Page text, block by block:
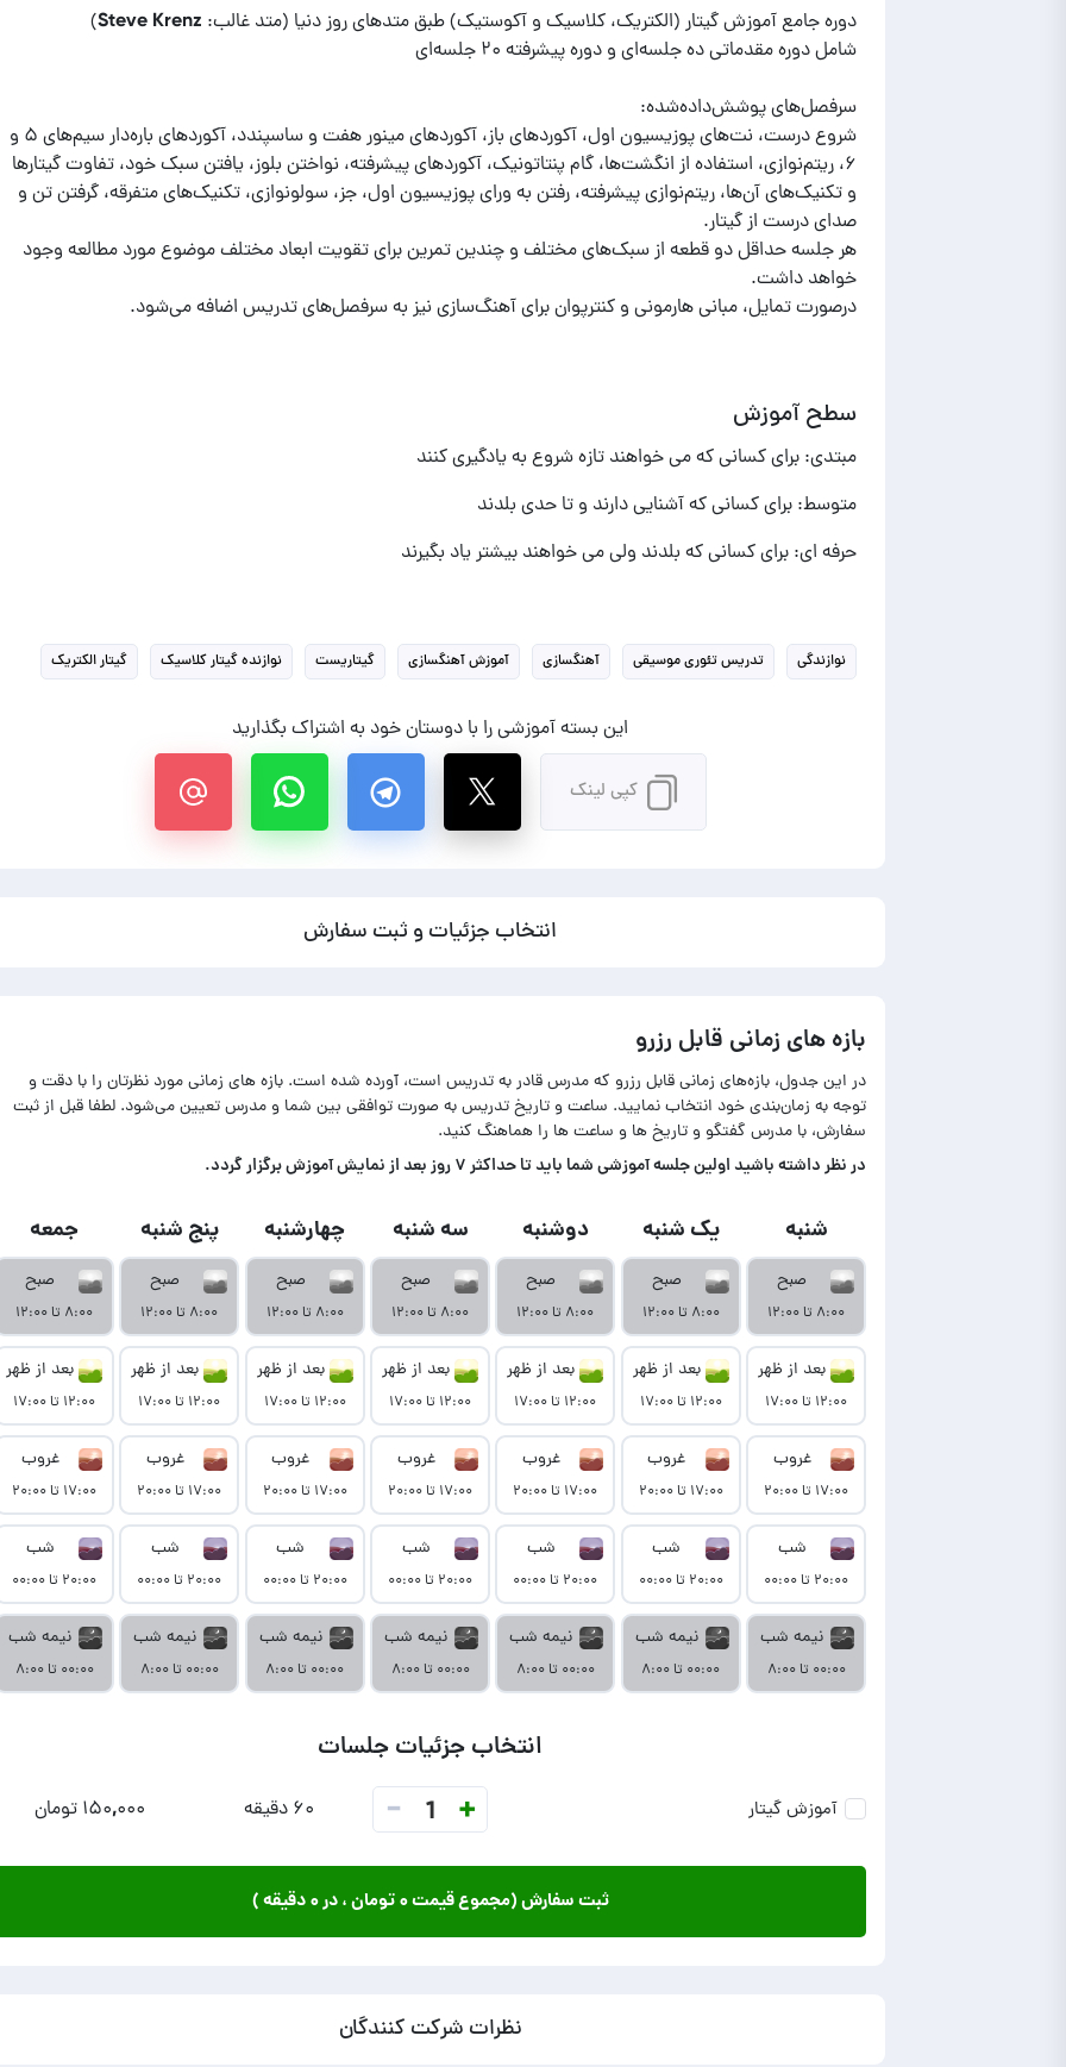
شروع درست، نت‌های پوزیسیون اول، آکوردهای باز، آکوردهای مینور هفت و ساسپندد، آکوردهای باره‌دار سیم‌های ۵ و
۶، ریتم‌نوازی، استفاده از انگشت‌ها، گام پنتاتونیک، آکوردهای پیشرفته، نواختن بلوز، یافتن سبک خود،‌ تفاوت گیتارها
و تکنیک‌های آن‌ها، ریتم‌نوازی پیشرفته، رفتن به ورای پوزیسیون اول، جز، سولونوازی،‌ تکنیک‌های متفرقه، گرفتن تن و
هر جلسه حداقل دو قطعه از سبک‌های مختلف و چندین تمرین برای تقویت ابعاد مختلف موضوع مورد مطالعه وجود
درصورت تمایل، مبانی هارمونی و کنترپوان برای آهنگ‌سازی نیز به سرفصل‌های تدریس اضافه می‌شود.
سطح آموزش
مبتدی: برای کسانی که می خواهند تازه شروع به یادگیری کنند
متوسط: برای کسانی که آشنایی دارند و تا حدی بلدند
حرفه ای: برای کسانی که بلدند ولی می خواهند بیشتر یاد بگیرند
نوازندگی تدریس تئوری موسیقی آهنگسازی آموزش آهنگسازی گیتاریست نوازنده گیتار کلاسیک گیتار الکتریک
این بسته آموزشی را با دوستان خود به اشتراک بگذارید
کپی لینک
انتخاب جزئیات و ثبت سفارش
بازه های زمانی قابل رزرو
در این جدول، بازه‌های زمانی قابل رزرو که مدرس قادر به تدریس است، آورده شده است. بازه های زمانی مورد نظرتان را با دقت و
توجه به زمان‌بندی خود انتخاب نمایید. ساعت و تاریخ تدریس به صورت توافقی بین شما و مدرس تعیین می‌شود. لطفا قبل از ثبت
سفارش، با مدرس گفتگو و تاریخ ها و ساعت ها را هماهنگ کنید.
در‌ نظر داشته باشید اولین جلسه آموزشی شما باید تا حداکثر ۷ روز بعد از نمایش آموزش برگزار گردد.
شنبه
صبح
۸:۰۰ تا ۱۲:۰۰
بعد از ظهر
۱۲:۰۰ تا ۱۷:۰۰
غروب
۱۷:۰۰ تا ۲۰:۰۰
شب
۲۰:۰۰ تا ۰۰:۰۰
نیمه شب
۰۰:۰۰ تا ۸:۰۰
یک شنبه
صبح
۸:۰۰ تا ۱۲:۰۰
بعد از ظهر
۱۲:۰۰ تا ۱۷:۰۰
غروب
۱۷:۰۰ تا ۲۰:۰۰
شب
۲۰:۰۰ تا ۰۰:۰۰
نیمه شب
۰۰:۰۰ تا ۸:۰۰
دوشنبه
صبح
۸:۰۰ تا ۱۲:۰۰
بعد از ظهر
۱۲:۰۰ تا ۱۷:۰۰
غروب
۱۷:۰۰ تا ۲۰:۰۰
شب
۲۰:۰۰ تا ۰۰:۰۰
نیمه شب
۰۰:۰۰ تا ۸:۰۰
سه شنبه
صبح
۸:۰۰ تا ۱۲:۰۰
بعد از ظهر
۱۲:۰۰ تا ۱۷:۰۰
غروب
۱۷:۰۰ تا ۲۰:۰۰
شب
۲۰:۰۰ تا ۰۰:۰۰
نیمه شب
۰۰:۰۰ تا ۸:۰۰
چهارشنبه
صبح
۸:۰۰ تا ۱۲:۰۰
بعد از ظهر
۱۲:۰۰ تا ۱۷:۰۰
غروب
۱۷:۰۰ تا ۲۰:۰۰
شب
۲۰:۰۰ تا ۰۰:۰۰
نیمه شب
۰۰:۰۰ تا ۸:۰۰
پنج شنبه
صبح
۸:۰۰ تا ۱۲:۰۰
بعد از ظهر
۱۲:۰۰ تا ۱۷:۰۰
غروب
۱۷:۰۰ تا ۲۰:۰۰
شب
۲۰:۰۰ تا ۰۰:۰۰
نیمه شب
۰۰:۰۰ تا ۸:۰۰
جمعه
صبح
۸:۰۰ تا ۱۲:۰۰
بعد از ظهر
۱۲:۰۰ تا ۱۷:۰۰
غروب
۱۷:۰۰ تا ۲۰:۰۰
شب
۲۰:۰۰ تا ۰۰:۰۰
نیمه شب
۰۰:۰۰ تا ۸:۰۰
انتخاب جزئیات جلسات
آموزش گیتار +
1
- ۶۰ دقیقه ۱۵۰,۰۰۰ تومان
ثبت سفارش (مجموع قیمت۰ تومان ، در۰ دقیقه )
نظرات شرکت کنندگان